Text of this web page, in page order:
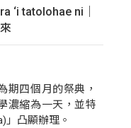
‘i tatolohae ni｜
期四個月的祭典，
濃縮為一天，並特
」凸顯辦理。